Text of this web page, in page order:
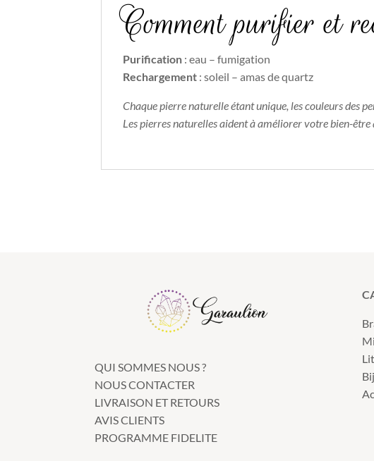
Comment purifier et
Purification: eau – fumigation
Rechargement: soleil – amas de quartz
Chaque pierre naturelle étant unique, les couleurs des
Les pierres naturelles aident à améliorer votre bien-
QUI SOMMES NOUS ?
NOUS CONTACTER
LIVRAISON ET RETOURS
AVIS CLIENTS
PROGRAMME FIDELITE